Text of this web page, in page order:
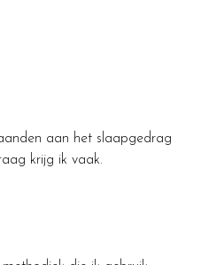
aan het slaapgedrag
krijg ik vaak.